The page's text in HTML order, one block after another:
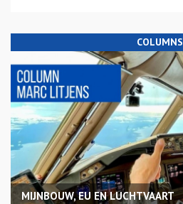
COLUMNS
MIJNBOUW, EU EN LUCHTVAART